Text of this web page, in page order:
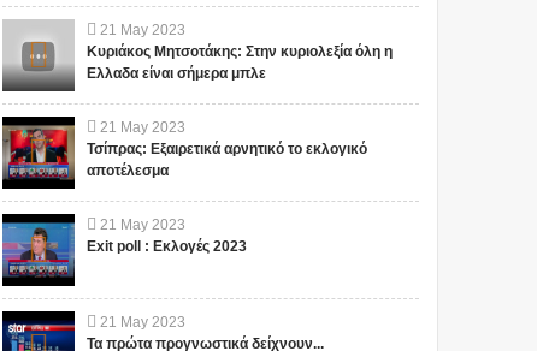
Αυτός ο μεγάλος
φιλάνθρωπος
προειδοποίησε ότι το
χειρότερο κύμα έρχεται
τώρα με την μετάλλαξη
όμικρον ....
ΣΕ ΕΥΧΑΡΙΣΤΟΥΜΕ.... Bill Το
iokh.gr δημοσιεύει κάθε σχόλιο
το οποίο είναι σχετικό με το
θέμ...
ΟΙ ΕΙΔΗΣΕΙΣ ΓΙΑ ΤΙΣ
FACEBOOK
ΠΟΙΟΣ ΚΑΝΕΙ
(VIDEO)
Το iokh.gr δημοσιεύει κάθε
με το θέμα. Ωστόσο, αυτό δεν
21 May 2023
Κυριάκος Μητσοτάκης: Στην κυριολεξία όλη η
Ελλαδα είναι σήμερα μπλε
21 May 2023
Τσίπρας: Εξαιρετικά αρνητικό το εκλογικό
αποτέλεσμα
21 May 2023
Exit poll : Εκλογές 2023
21 May 2023
Τα πρώτα προγνωστικά δείχνουν...